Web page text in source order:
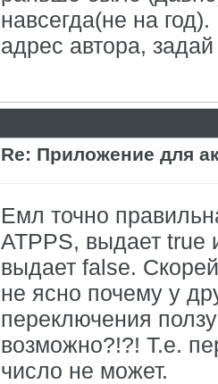
навсегда(не на
адрес автора,
Re: Приложение для
Емл точно
ATPPS, выдает true
выдает false. Скорей
не ясно почему у
переключения
возможно?!?! Т.е.
число не может.